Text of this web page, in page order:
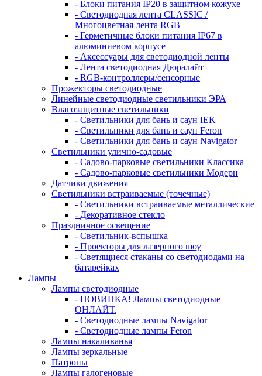
- Блоки питания IP20 в защитном кожухе
- Светодиодная лента CLASSIC /
Многоцветная лента RGB
- Герметичные блоки питания IP67 в
алюминиевом корпусе
- Аксессуары для светодиодной ленты
- Лента светодиодная Дюралайт
- RGB-контроллеры/сенсорные
Прожекторы светодиодные
Линейные светодиодные светильники ЭРА
Влагозащитные светильники
- Cветильники для бань и саун IEK
- Cветильники для бань и саун Feron
- Cветильники для бань и саун Navigator
Светильники улично-садовые
- Садово-парковые светильники Классика
- Садово-парковые светильники Модерн
Датчики движения
Светильники встраиваемые (точечные)
- Светильники встраиваемые металлические
- Декоративное стекло
Праздничное освещение
- Светильник-вспышка
- Проекторы для лазерного шоу
- Светящиеся стаканы со светодиодами на
батарейках
Лампы
Лампы светодиодные
- НОВИНКА! Лампы светодиодные
ОНЛАЙТ.
- Светодиодные лампы Navigator
- Светодиодные лампы Feron
Лампы накаливанья
Лампы зеркальные
Патроны
Лампы галогеновые